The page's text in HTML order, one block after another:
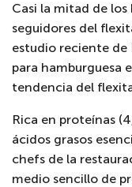
Casi la mitad de
seguidores del
estudio reciente de
para hamburguesa
tendencia del
Rica en proteínas
ácidos grasos
chefs de la
medio sencillo de